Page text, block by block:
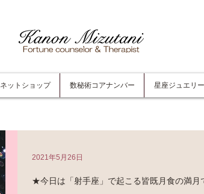
ネットショップ 数秘術コアナンバー 星座ジュエリー
★今日は「射手座」で起こる皆既月食の満月
2021年5月26日